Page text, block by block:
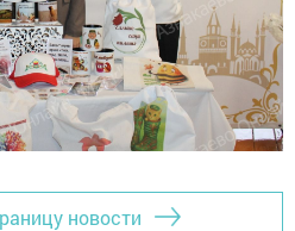
новости